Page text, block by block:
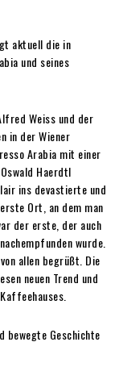
aktuell die in
und seines
Weiss und der
in der Wiener
Arabia mit einer
Haerdtl
ins devastierte und
Ort, an dem man
der erste, der auch
wurde.
allen begrüßt. Die
neuen Trend und
bewegte Geschichte